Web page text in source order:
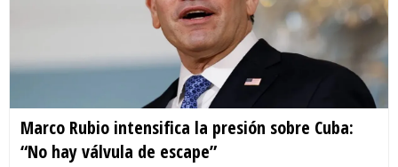
Marco Rubio intensifica la presión sobre Cuba:
“No hay válvula de escape”